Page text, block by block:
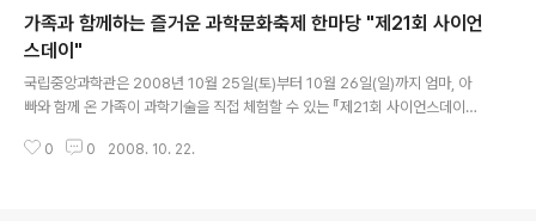
김태호(경희대학교) 23. 양진주(경희대학교) 24. 홍지미(고려대학교) □ 안내
사항 ○ 제1기 활동기간 : ‘08.10.27 ~ ’09.4.26 (약 6개월간) ○ 주요활동 -
월 2회 정기 기획회의 및 취재계획서 제출 : 회의..
가족과 함께하는 즐거운 과학문화축제 한마당 "제21회 사이언
스데이"
국립중앙과학관은 2008년 10월 25일(토)부터 10월 26일(일)까지 엄마, 아
빠와 함께 온 가족이 과학기술을 직접 체험할 수 있는 『제21회 사이언스데이』
언스존 회원기관인 대전교육과학연구원, 한국항공우주연구원, 한국천문연구원,
0 0 2008. 10. 22.